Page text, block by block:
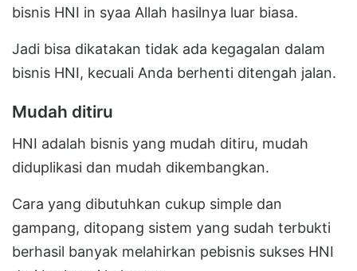
bisnis HNI in syaa Allah hasilnya luar biasa.
Jadi bisa dikatakan tidak ada kegagalan dalam
bisnis HNI, kecuali Anda berhenti ditengah jalan.
Mudah ditiru
HNI adalah bisnis yang mudah ditiru, mudah
diduplikasi dan mudah dikembangkan.
Cara yang dibutuhkan cukup simple dan
gampang, ditopang sistem yang sudah terbukti
berhasil banyak melahirkan pebisnis sukses HNI